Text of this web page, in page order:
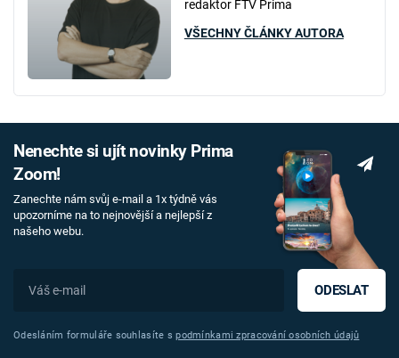
redaktor FTV Prima
VŠECHNY ČLÁNKY AUTORA
Nenechte si ujít novinky Prima
Zoom!
Zanechte nám svůj e-mail a 1x týdně vás
upozorníme na to nejnovější a nejlepší z
našeho webu.
ODESLAT
Odesláním formuláře souhlasíte spodmínkami zpracování osobních údajů